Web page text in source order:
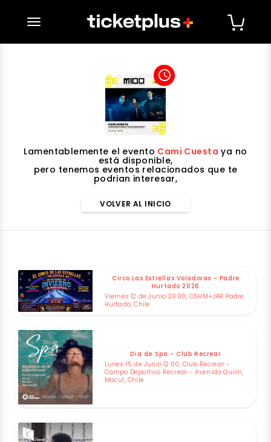
desplegar navegación
access_time
Lamentablemente el evento Cami Cuesta ya no
está disponible,
pero tenemos eventos relacionados que te
podrian interesar,
VOLVER AL INICIO
Circo Las Estrellas Voladoras - Padre
Hurtado 2026
Viernes 12 de Junio 20:00, C5HM+J4R Padre
Hurtado, Chile
Dia de Spa - Club Recrear
Lunes 15 de Junio 12:00, Club Recrear -
Campo Deportivo Recrear - Avenida Quilin,
Macul, Chile